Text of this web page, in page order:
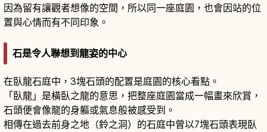
因為留有讓觀者想像的空間，所以同一座庭園，也會因站的位
置與心情而有不同印象。
石是令人聯想到龍姿的中心
在臥龍石庭中，3塊石頭的配置是庭園的核心看點。
「臥龍」是橫臥之龍的意思，把整座庭園當成一幅畫來欣賞，
石頭便會像龍的身軀或氣息般被感受到。
相傳在過去前身之地（鈴之洞）的石庭中曾以7塊石頭表現臥